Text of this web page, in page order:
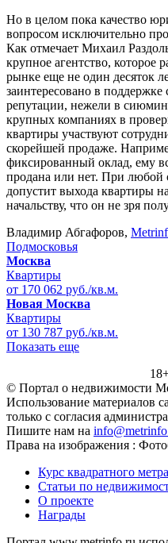
Но в целом пока качество
вопросом исключительно
Как отмечает Михаил
крупное агентство, которое
рынке еще не один десяток
заинтересовано в
репутации, нежели в
крупных компаниях в
квартиры участвуют
скорейшей продаже.
фиксированный оклад, ему
продана или нет. При любой
допустит выхода квартиры
начальству, что он не зря
Владимир Абгафоров,
Подмосковья
Москва
Квартиры
от 170 062 руб./кв.м.
Новая Москва
Квартиры
от 130 787 руб./кв.м.
Показать еще
© Портал о недвижимости
Использование материалов
только с согласия
Пишите нам на
Права на изображения :
Курс квадратного метра
Статьи по
О проекте
Награды